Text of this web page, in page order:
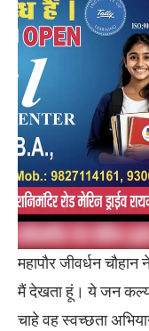
महापौर जीवर्धन
मैं देखता हूं। ये जन
चाहे वह स्वच्छता